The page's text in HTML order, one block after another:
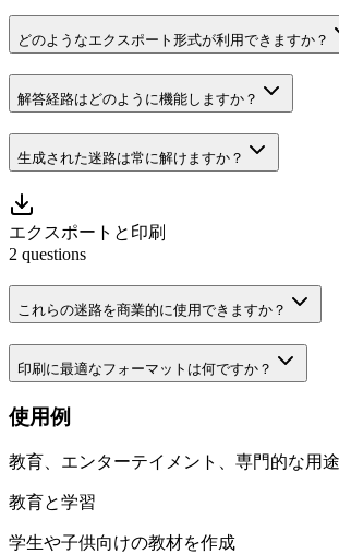
どのようなエクスポート形式が利用できますか？
解答経路はどのように機能しますか？
生成された迷路は常に解けますか？
エクスポートと印刷
2 questions
これらの迷路を商業的に使用できますか？
印刷に最適なフォーマットは何ですか？
使用例
教育、エンターテイメント、専門的な用
教育と学習
学生や子供向けの教材を作成